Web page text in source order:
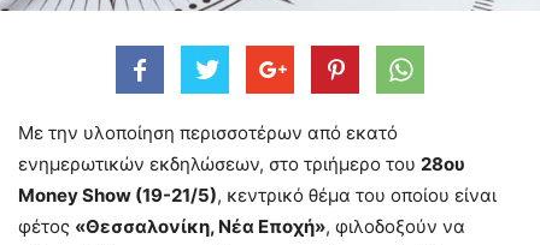
Με την υλοποίηση περισσοτέρων από εκατό
ενημερωτικών εκδηλώσεων, στο τριήμερο του 28ου
Money Show (19-21/5), κεντρικό θέμα του οποίου είναι
φέτος «Θεσσαλονίκη, Νέα Εποχή», φιλοδοξούν να